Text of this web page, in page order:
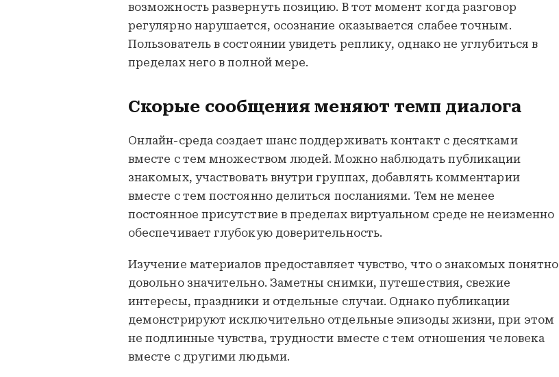
возможность развернуть позицию. В тот момент когда разговор
регулярно нарушается, осознание оказывается слабее точным.
Пользователь в состоянии увидеть реплику, однако не углубиться в
пределах него в полной мере.
Скорые сообщения меняют темп диалога
Онлайн-среда создает шанс поддерживать контакт с десятками
вместе с тем множеством людей. Можно наблюдать публикации
знакомых, участвовать внутри группах, добавлять комментарии
вместе с тем постоянно делиться посланиями. Тем не менее
постоянное присутствие в пределах виртуальном среде не неизменно
обеспечивает глубокую доверительность.
Изучение материалов предоставляет чувство, что о знакомых понятно
довольно значительно. Заметны снимки, путешествия, свежие
интересы, праздники и отдельные случаи. Однако публикации
демонстрируют исключительно отдельные эпизоды жизни, при этом
не подлинные чувства, трудности вместе с тем отношения человека
вместе с другими людьми.